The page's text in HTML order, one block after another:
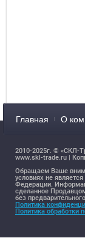
Главная О
2010-2025г. © «СКЛ-
www.skl-trade.ru |
Обращаем Ваше
условиях не
Федерации.
сделанное
без
Политика
Политика обработки